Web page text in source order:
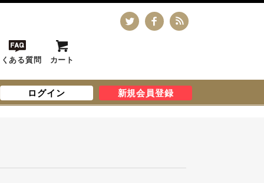
ある質問 カート
ログイン 新規会員登録